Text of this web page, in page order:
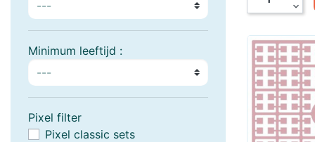
Darda
Djeco Dolce Toys
Enjoy Puzzle
Eurographics
Minimum leeftijd :
Pixel filter
Pixel classic sets
expand_more